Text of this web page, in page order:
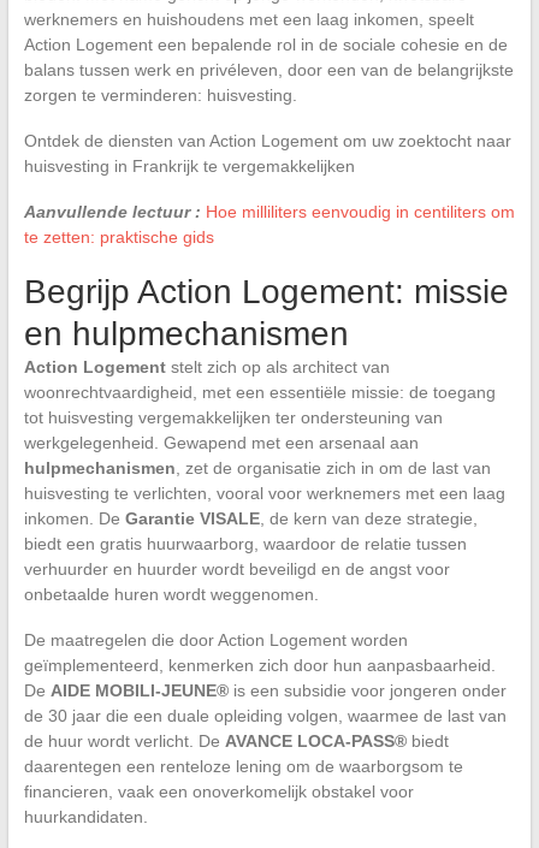
werknemers en huishoudens met een laag inkomen, speelt
Action Logement een bepalende rol in de sociale cohesie en de
balans tussen werk en privéleven, door een van de belangrijkste
zorgen te verminderen: huisvesting.
Ontdek de diensten van Action Logement om uw zoektocht naar
huisvesting in Frankrijk te vergemakkelijken
Aanvullende lectuur : Hoe milliliters eenvoudig in centiliters om
te zetten: praktische gids
Begrijp Action Logement: missie
en hulpmechanismen
Action Logementstelt zich op als architect van
woonrechtvaardigheid, met een essentiële missie: de toegang
tot huisvesting vergemakkelijken ter ondersteuning van
werkgelegenheid. Gewapend met een arsenaal aan
hulpmechanismen , zet de organisatie zich in om de last van
huisvesting te verlichten, vooral voor werknemers met een laag
inkomen. De Garantie VISALE, de kern van deze strategie,
biedt een gratis huurwaarborg, waardoor de relatie tussen
verhuurder en huurder wordt beveiligd en de angst voor
onbetaalde huren wordt weggenomen.
De maatregelen die door Action Logement worden
geïmplementeerd, kenmerken zich door hun aanpasbaarheid.
De AIDE MOBILI-JEUNE®is een subsidie voor jongeren onder
de 30 jaar die een duale opleiding volgen, waarmee de last van
de huur wordt verlicht. De AVANCE LOCA-PASS®biedt
daarentegen een renteloze lening om de waarborgsom te
financieren, vaak een onoverkomelijk obstakel voor
huurkandidaten.